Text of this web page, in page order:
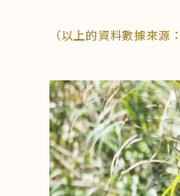
（以上的資料數據來